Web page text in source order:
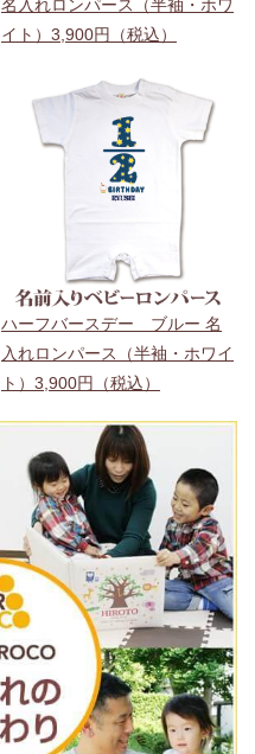
名入れロンパース（半袖・ホワ
イト）3,900円（税込）
ハーフバースデー ブルー 名
入れロンパース（半袖・ホワイ
ト）3,900円（税込）